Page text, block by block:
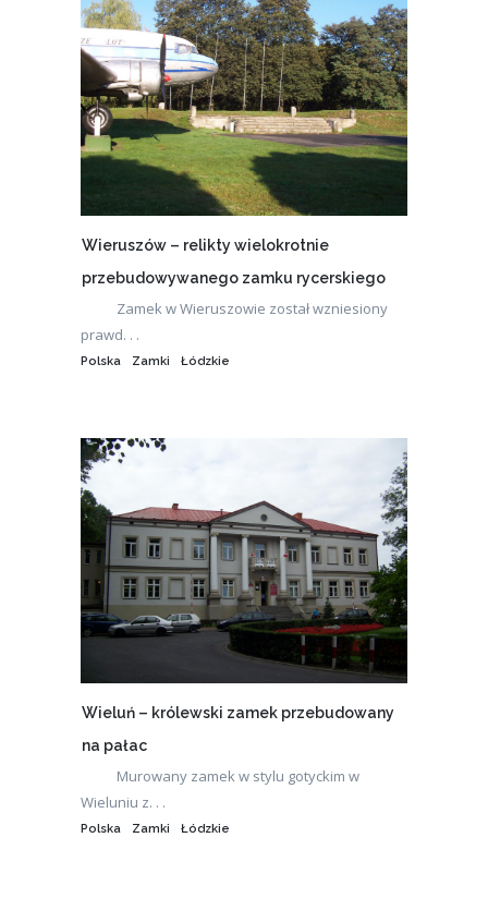
Wieruszów – relikty wielokrotnie
przebudowywanego zamku rycerskiego
Zamek w Wieruszowie został wzniesiony
prawd. . .
Polska Zamki Łódzkie
Wieluń – królewski zamek przebudowany
na pałac
Murowany zamek w stylu gotyckim w
Wieluniu z. . .
Polska Zamki Łódzkie